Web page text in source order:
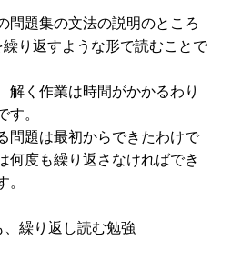
題集の文法の説明のところ
り返すような形で読むことで
く作業は時間がかかるわり
。
問題は最初からできたわけで
何度も繰り返さなければでき
繰り返し読む勉強